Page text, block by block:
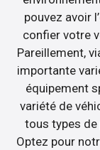
pouvez avoir
confier votre
Pareillement,
importante
équipement
variété de
tous types de
Optez pour